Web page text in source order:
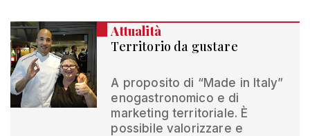
Attualità
Territorio da gustare
A proposito di “Made in Italy”
enogastronomico e di
marketing territoriale. È
possibile valorizzare e